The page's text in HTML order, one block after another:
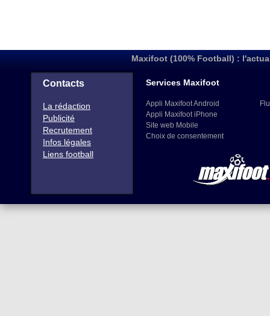
Maxifoot (100% Football) :
Contacts
La rédaction
Publicité
Recrutement
Infos légales
Liens football
Services Maxifoot
Appli Maxifoot Android
Appli Maxifoot iPhone
Site web Mobile
Choix de consentement